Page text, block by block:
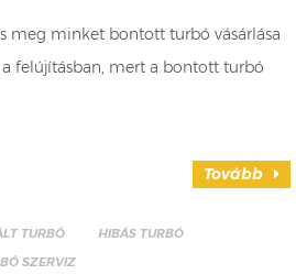
meg minket bontott turbó vásárlása
felújításban, mert a bontott turbó
Tovább
TURBÓ
HIBÁS TURBÓ
SZERVIZ